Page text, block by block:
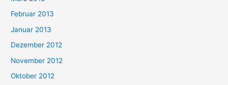
Februar 2013
Januar 2013
Dezember 2012
November 2012
Oktober 2012